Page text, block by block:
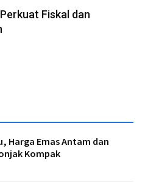
Fiskal dan
Harga Emas Antam dan
Kompak